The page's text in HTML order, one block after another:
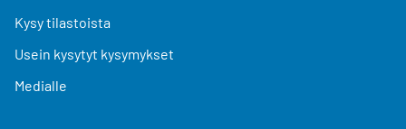
Kysy tilastoista
Usein kysytyt kysymykset
Medialle